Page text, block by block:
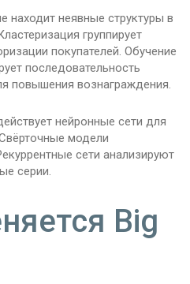
находит неявные структуры в
группирует
покупателей. Обучение
последовательность
повышения вознаграждения.
нейронные сети для
модели
сети анализируют
серии.
Big